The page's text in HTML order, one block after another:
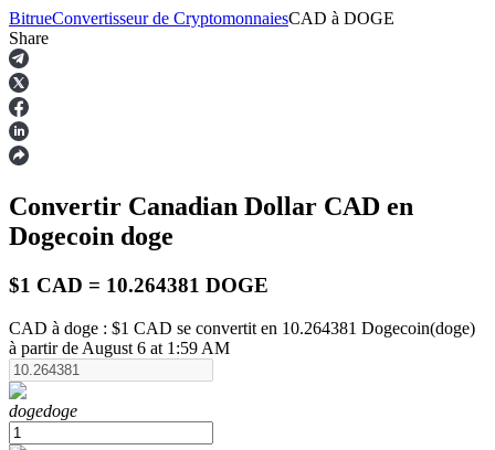
Contrats à terme
Futures USDT
BitrueConvertisseur de CryptomonnaiesCAD à DOGE
Share
Convertir Canadian Dollar CAD en
Dogecoin doge
$1 CAD = 10.264381 DOGE
CAD à doge : $1 CAD se convertit en 10.264381 Dogecoin(doge)
à partir de August 6 at 1:59 AM
dogedoge